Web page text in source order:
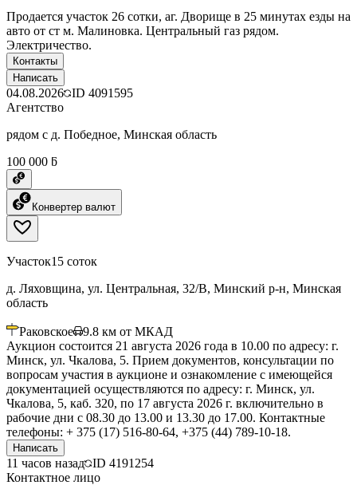
Продается участок 26 сотки, аг. Дворище в 25 минутах езды на
авто от ст м. Малиновка. Центральный газ рядом.
Электричество.
Контакты
Написать
04.08.2026 ID 4091595
Агентство
рядом с д. Победное, Минская область
100 000 ƃ
Конвертер валют
Участок15 соток
д. Ляховщина, ул. Центральная, 32/В, Минский р-н, Минская
область
Раковское 9.8 км от МКАД
Аукцион состоится 21 августа 2026 года в 10.00 по адресу: г.
Минск, ул. Чкалова, 5. Прием документов, консультации по
вопросам участия в аукционе и ознакомление с имеющейся
документацией осуществляются по адресу: г. Минск, ул.
Чкалова, 5, каб. 320, по 17 августа 2026 г. включительно в
рабочие дни с 08.30 до 13.00 и 13.30 до 17.00. Контактные
телефоны: + 375 (17) 516-80-64, +375 (44) 789-10-18.
Написать
11 часов назад ID 4191254
Контактное лицо